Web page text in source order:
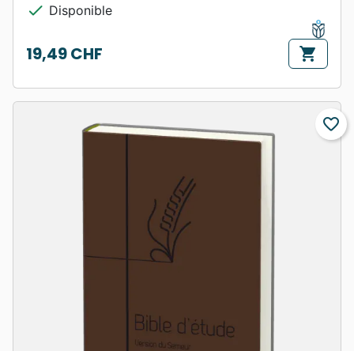
check Disponible
Prix
19,49 CHF shopping_cart
favorite_border